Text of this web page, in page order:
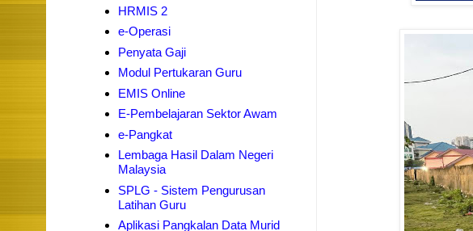
HRMIS 2
e-Operasi
Penyata Gaji
Modul Pertukaran Guru
EMIS Online
E-Pembelajaran Sektor Awam
e-Pangkat
Lembaga Hasil Dalam Negeri
Malaysia
SPLG - Sistem Pengurusan
Latihan Guru
Aplikasi Pangkalan Data Murid